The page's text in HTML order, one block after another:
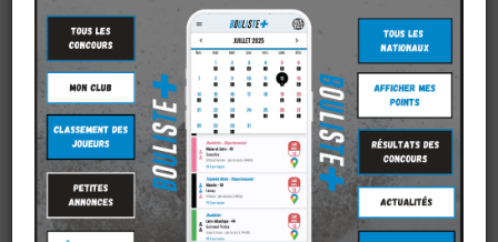
concours